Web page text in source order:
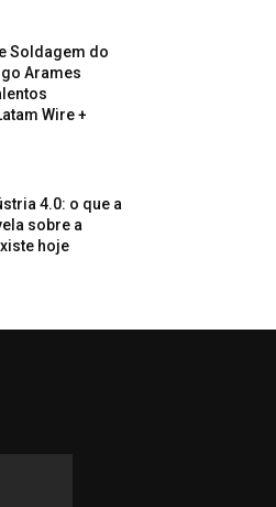
Soldagem do
Arames
Wire +
4.0: o que a
sobre a
hoje